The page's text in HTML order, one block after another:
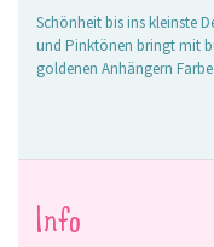
Schönheit bis ins kleinste
und Pinktönen bringt mit
goldenen Anhängern
Info